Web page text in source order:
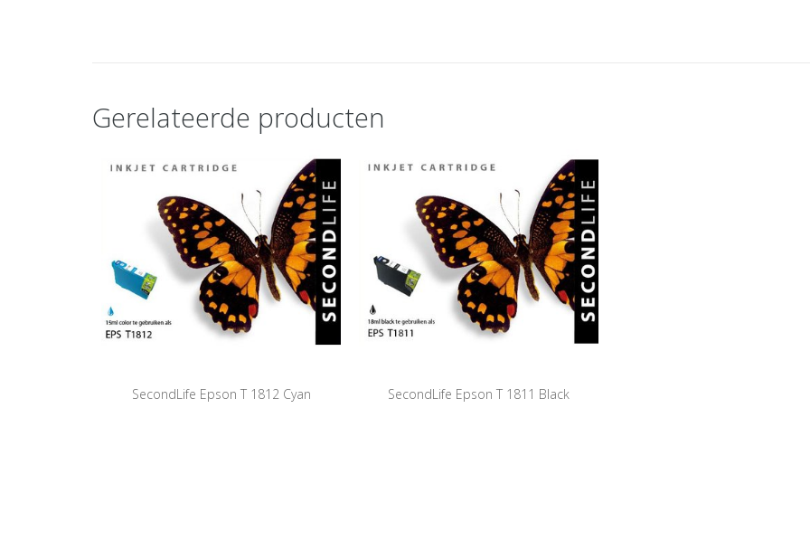
Gerelateerde producten
SecondLife Epson T 1812 Cyan SecondLife Epson T 1811 Black